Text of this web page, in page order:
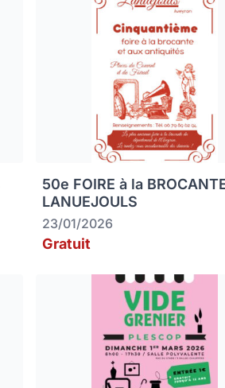
50e FOIRE à la
LANUEJOULS
23/01/2026
Gratuit